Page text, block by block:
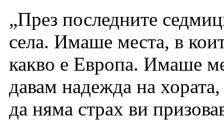
„През последните
села. Имаше места, в
какво е Европа. Имаше
давам надежда на
да няма страх ви